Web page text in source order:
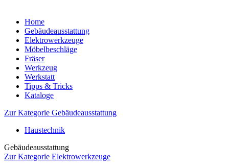
Home
Gebäudeausstattung
Elektrowerkzeuge
Möbelbeschläge
Fräser
Werkzeug
Werkstatt
Tipps & Tricks
Kataloge
Zur Kategorie Gebäudeausstattung
Haustechnik
Gebäudeausstattung
Zur Kategorie Elektrowerkzeuge